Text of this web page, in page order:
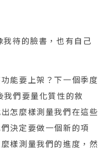
待的臉書，也有自己
能要上架？下一個季度
們要量化質性的敘
怎麼樣測量我們在這些
決定要做一個新的項
樣測量我們的進度，然